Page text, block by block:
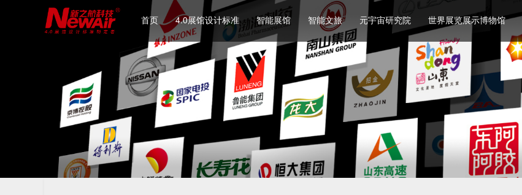
首页 4.0展馆设计标准 智能展馆 智能文旅 元宇宙研究院 世界展览展示博物馆